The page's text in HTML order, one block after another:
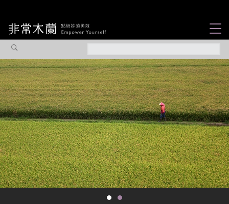
觀點專欄
焦點企劃
社會企業
認識我們